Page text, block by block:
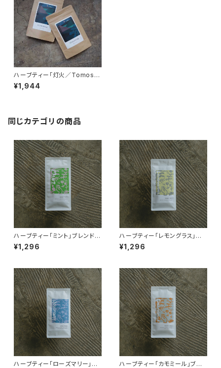
ハーブティー「灯火／Tomoshi
bi」ブレンド ティーパック20個
入り
¥1,944
同じカテゴリの商品
ハーブティー「ミント」ブレンド
ティーパック8個入り
¥1,296
ハーブティー「レモングラス」ブ
レンド ティーパック8個入り
¥1,296
ハーブティー「ローズマリー」ブ
ハーブティー「カモミール」ブレ